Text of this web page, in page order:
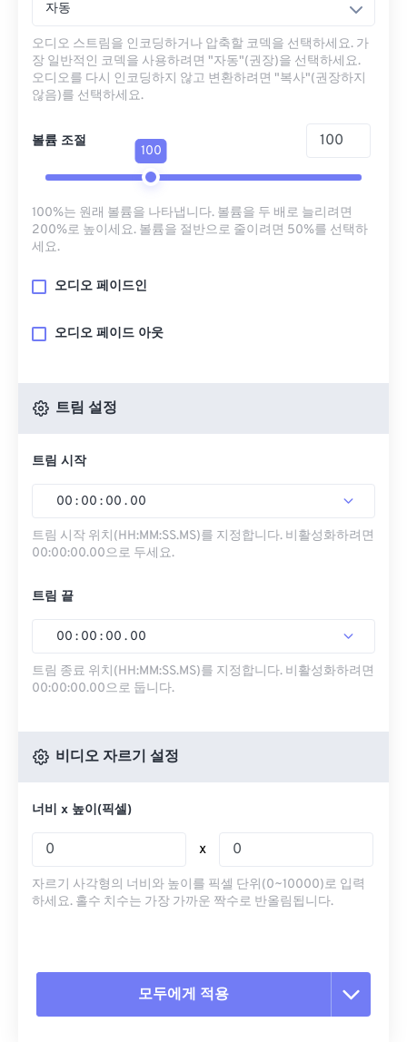
자동
오디오 스트림을 인코딩하거나 압축할 코덱을 선택하세요. 가
장 일반적인 코덱을 사용하려면 "자동"(권장)을 선택하세요.
오디오를 다시 인코딩하지 않고 변환하려면 "복사"(권장하지
않음)를 선택하세요.
볼륨 조절
100
100%는 원래 볼륨을 나타냅니다. 볼륨을 두 배로 늘리려면
200%로 높이세요. 볼륨을 절반으로 줄이려면 50%를 선택하
세요.
오디오 페이드인
오디오 페이드 아웃
트림 설정
트림 시작
00 : 00 : 00 . 00
트림 시작 위치(HH:MM:SS.MS)를 지정합니다. 비활성화하려면
00:00:00.00으로 두세요.
트림 끝
00 : 00 : 00 . 00
트림 종료 위치(HH:MM:SS.MS)를 지정합니다. 비활성화하려면
00:00:00.00으로 둡니다.
비디오 자르기 설정
너비 x 높이(픽셀)
x
자르기 사각형의 너비와 높이를 픽셀 단위(0~10000)로 입력
하세요. 홀수 치수는 가장 가까운 짝수로 반올림됩니다.
모두에게 적용